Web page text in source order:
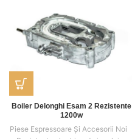
Boiler Delonghi Esam 2 Rezistente
1200w
Piese Espressoare Și Accesorii Noi